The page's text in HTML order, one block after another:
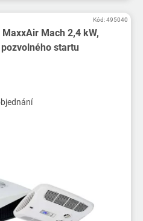
Mach 2,4 kW,
startu
Kód:495040